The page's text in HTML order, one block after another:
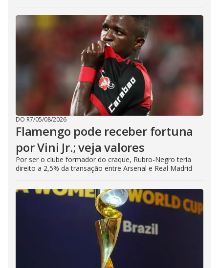
DO R7/05/08/2026
Flamengo pode receber fortuna
por Vini Jr.; veja valores
Por ser o clube formador do craque, Rubro-Negro teria
direito a 2,5% da transação entre Arsenal e Real Madrid